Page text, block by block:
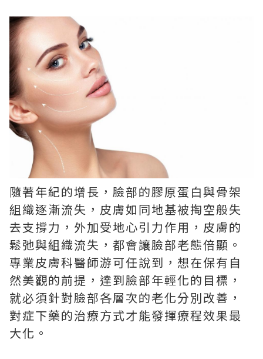
隨著年紀的增長，臉部的膠原蛋白與骨架
組織逐漸流失，皮膚如同地基被掏空般失
去支撐力，外加受地心引力作用，皮膚的
鬆弛與組織流失，都會讓臉部老態倍顯。
專業皮膚科醫師游可任說到，想在保有自
然美觀的前提，達到臉部年輕化的目標，
就必須針對臉部各層次的老化分別改善，
對症下藥的治療方式才能發揮療程效果最
大化。